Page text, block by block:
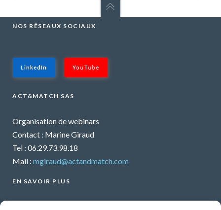
NOS RÉSEAUX SOCIAUX
LinkedIn YouTube
ACT&MATCH SAS
Organisation de webinars
Contact : Marine Giraud
Tel : 06.29.73.98.18
Mail : mgiraud@actandmatch.com
EN SAVOIR PLUS